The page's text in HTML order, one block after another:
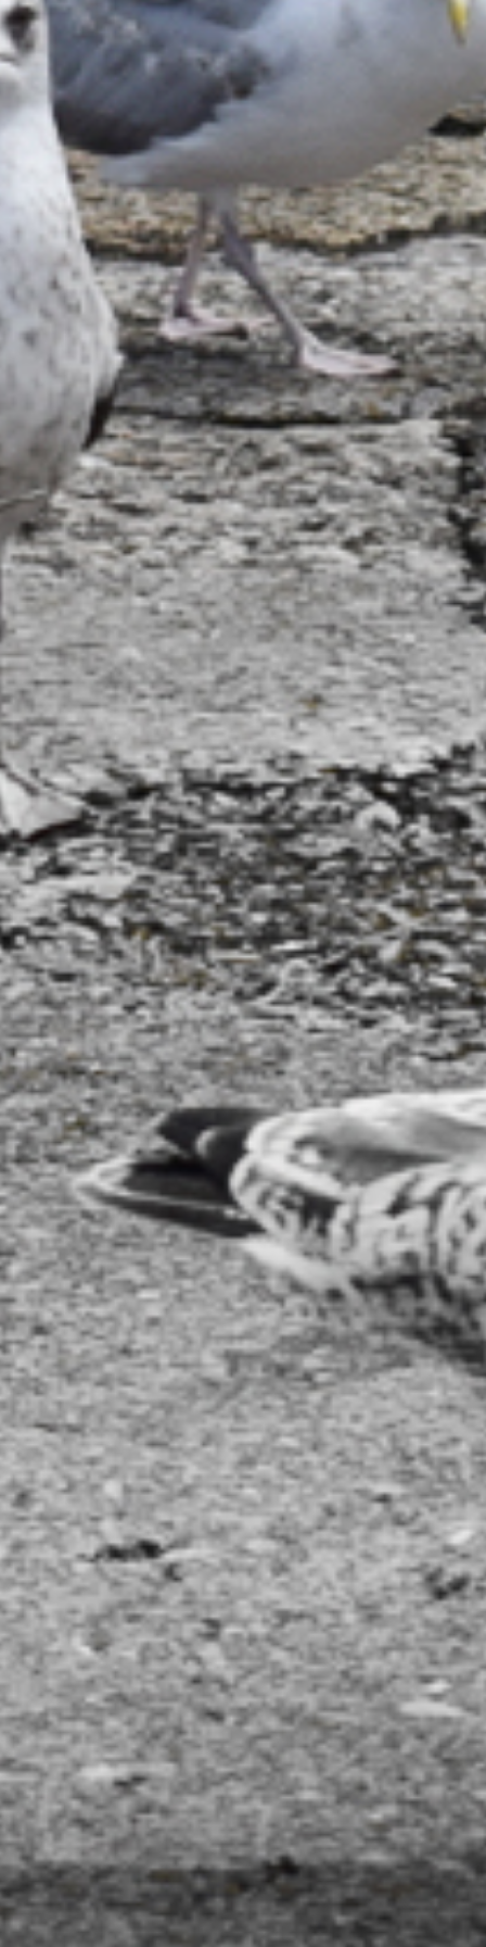
YEEDOY
MOHA INSTITUT
AMB IMPORT – EXPORT GMBH
FIRMENLOGOS
KINDERGARTEN DEKOR &
MÖBELDESIGN